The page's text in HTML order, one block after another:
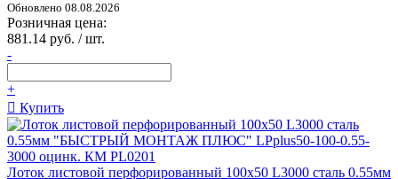
Обновлено 08.08.2026
Розничная цена:
881.14 руб. / шт.
-
+
Купить
Лоток листовой перфорированный 100х50 L3000 сталь 0.55мм